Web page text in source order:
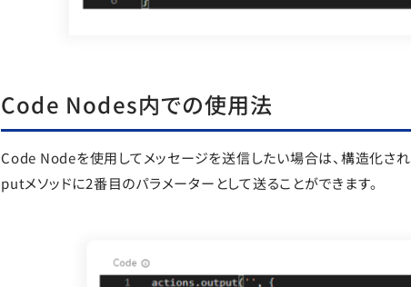
Code Nodes内での使用法
Code Nodeを使用してメッセージを送信したい場合は、構造化
putメソッドに2番目のパラメーターとして送ることができます。